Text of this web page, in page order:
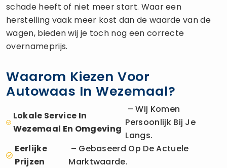
schade heeft of niet meer start. Waar een
herstelling vaak meer kost dan de waarde van de
wagen, bieden wij je toch nog een correcte
overnameprijs.
Waarom Kiezen Voor
Autowaas In Wezemaal?
Lokale Service In
Wezemaal En Omgeving
– Wij Komen
Persoonlijk Bij Je
Langs.
Eerlijke
Prijzen
– Gebaseerd Op De Actuele
Marktwaarde.